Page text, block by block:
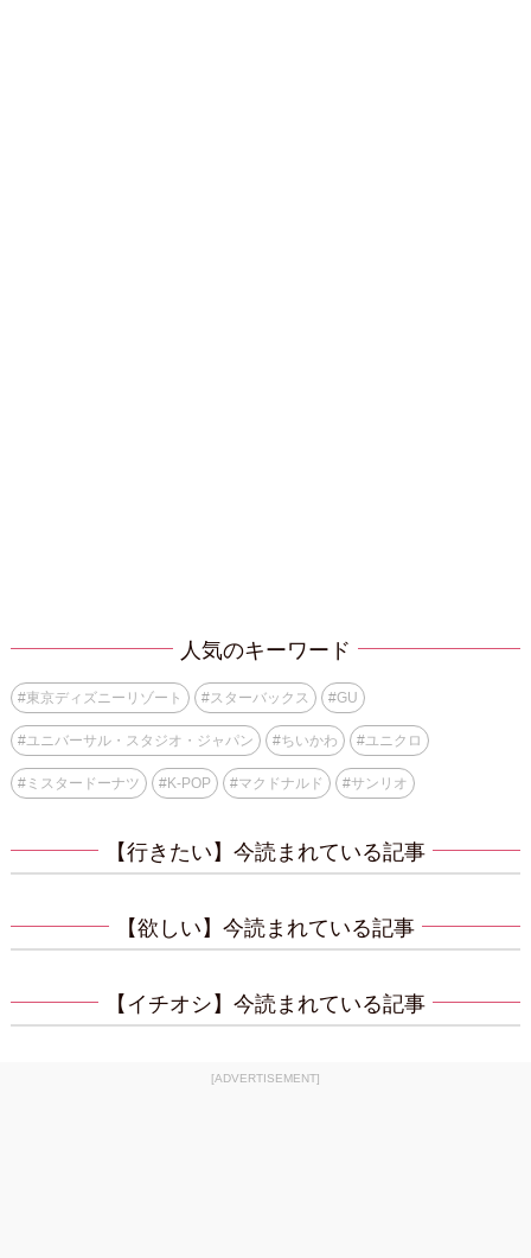
人気のキーワード
#東京ディズニーリゾート #スターバックス #GU
#ユニバーサル・スタジオ・ジャパン #ちいかわ #ユニクロ
#ミスタードーナツ #K-POP #マクドナルド #サンリオ
【行きたい】今読まれている記事
【欲しい】今読まれている記事
【イチオシ】今読まれている記事
[ADVERTISEMENT]